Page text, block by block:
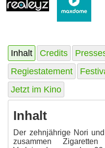
Inhalt Credits
Regiestatement
Jetzt im Kino
Inhalt
Der zehnjährige Nori
zusammen